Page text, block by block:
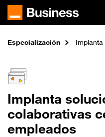
Skip to main content
Inicio
Especialización Implanta
Implanta
colaborativas
empleados